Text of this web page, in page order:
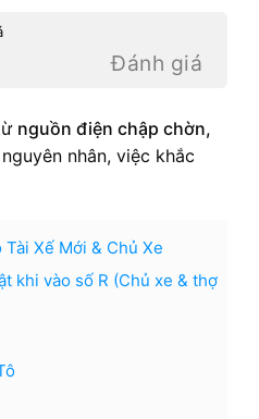
Đánh giá
nguồn điện chập chờn,
nhân, việc khắc
Xế Mới & Chủ Xe
khi vào số R (Chủ xe & thợ